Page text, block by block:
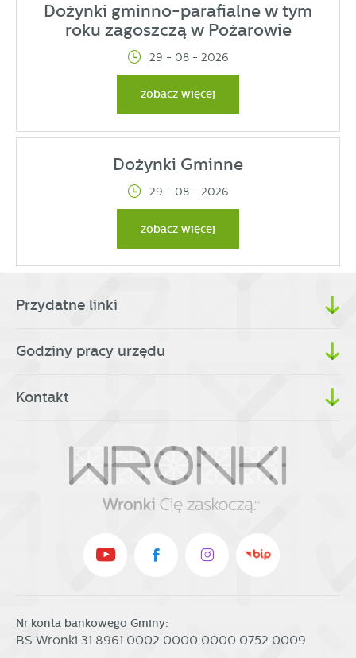
Dożynki gminno-parafialne w tym
roku zagoszczą w Pożarowie
29 - 08 - 2026
zobacz więcej
Dożynki Gminne
29 - 08 - 2026
zobacz więcej
Przydatne linki
Godziny pracy urzędu
Kontakt
Nr konta bankowego Gminy:
BS Wronki 31 8961 0002 0000 0000 0752 0009